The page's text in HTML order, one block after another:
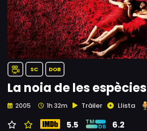
SC DOB
La noia de les espècies
2005 1h 32m Tràiler Llista
5.5 6.2